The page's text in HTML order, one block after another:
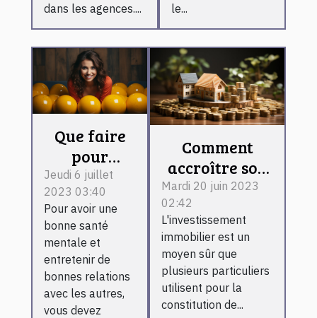
dans les agences....
le...
Que faire
pour
maîtriser
ses
émotions ?
Jeudi 6 juillet
2023 03:40
Pour avoir une
bonne santé
mentale et
entretenir de
bonnes relations
avec les autres,
vous devez
Comment
accroître son
investissement
malgré la
variation des
taux du
secteur
immobilier ?
Mardi 20 juin 2023
02:42
L'investissement
immobilier est un
moyen sûr que
plusieurs particuliers
utilisent pour la
constitution de...